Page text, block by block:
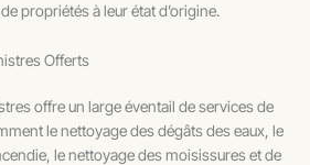
propriétés à leur état d’origine.
Offerts
offre un large éventail de services de
le nettoyage des dégâts des eaux, le
le nettoyage des moisissures et de